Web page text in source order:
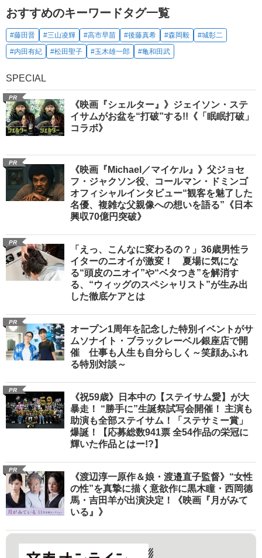
おすすめのキーワードタグ一覧
#藤田晋 #三山凌輝 #高市早苗 #後藤真希 #森岡毅
#城彰二
#内田有紀
#松田聖子 #玉木雄一郎 #亀和田武
SPECIAL
PR
《映画『シェルター』》ジェイソン・ステ
イサムがお盆を“打破”する!!《「眠眠打破」
コラボ》
PR
《映画『Michael／マイケル』》父ジョセ
フ・ジャクソン役、コールマン・ドミンゴ
オフィシャルインタビュー“観客を魅了した
名優、複雑な父親像への想いを語る”《日本
興収70億円突破》
PR
「えっ、こんなに変わるの？」36歳男性ラ
イターのニオイが激変！ 夏場に気にな
る“頭皮のニオイ”や“ベタつき”を解消す
る、“ウィッグのスペシャリスト”が生み出
した徹底ケアとは
PR
オープン1周年を記念した特別イベントがサ
ムソナイト・ブラックレーベル銀座店で開
催 仕事も人生も自分らしく～笑顔あふれ
る特別対談～
PR
《祝59歳》日本中の【ステイサム愛】が大
暴走！ “勝手に”生誕祭試写会開催！ 主演も
助演も全部ステイサム！「ステサミー賞」
爆誕！【応募総数941票 全54作品の栄冠に
輝いた作品とはー!?】
PR
《渡辺淳一原作＆娘・渡邉直子監督》“女性
の性”を真摯に描く意欲作に黒木瞳・西岡德
馬・吉田羊が出演決定！《映画『月がみて
いる』》